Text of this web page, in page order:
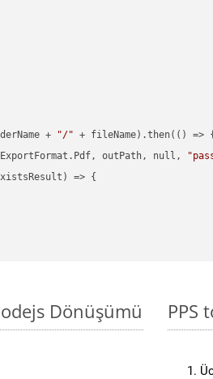
+ "/" + fileName).then(() => {
outPath, null,
=> {
Dönüşümü PPS